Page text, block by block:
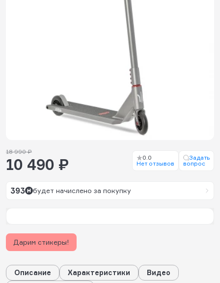
18 990 ₽
10 490 ₽
0.0
Нет отзывов
Задать
вопрос
393 будет начислено за покупку
Дарим стикеры!
Описание Характеристики
Видео